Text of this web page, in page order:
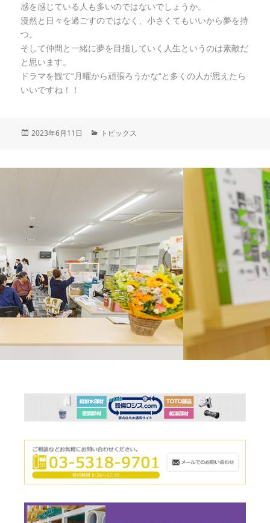
感を感じている人も多いのではないでしょうか。
漫然と日々を過ごすのではなく、小さくてもいいから夢を持
つ。
そして仲間と一緒に夢を目指していく人生というのは素敵だ
と思います。
ドラマを観て“月曜から頑張ろうかな“と多くの人が思えたら
いいですね！！
投
2023年6月11日
カ
リ
トピックス